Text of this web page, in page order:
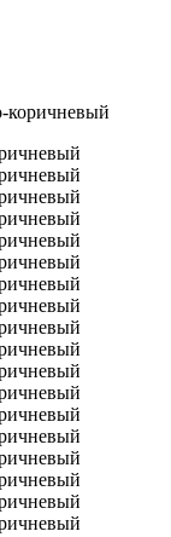
коричневый